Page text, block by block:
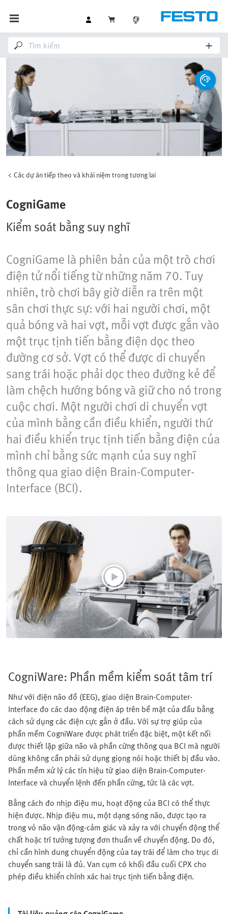
Các dự án tiếp theo và khái niệm trong tương lai
CogniGame
Kiểm soát bằng suy nghĩ
CogniGame là phiên bản của một trò chơi
điện tử nổi tiếng từ những năm 70. Tuy
nhiên, trò chơi bây giờ diễn ra trên một
sân chơi thực sự: với hai người chơi, một
quả bóng và hai vợt, mỗi vợt được gắn vào
một trục tịnh tiến bằng điện dọc theo
đường cơ sở. Vợt có thể được di chuyển
sang trái hoặc phải dọc theo đường kẻ để
làm chệch hướng bóng và giữ cho nó trong
cuộc chơi. Một người chơi di chuyển vợt
của mình bằng cần điều khiển, người thứ
hai điều khiển trục tịnh tiến bằng điện của
mình chỉ bằng sức mạnh của suy nghĩ
thông qua giao diện Brain-Computer-
Interface (BCI).
CogniWare: Phần mềm kiểm soát tâm trí
Như với điện não đồ (EEG), giao diện Brain-Computer-
Interface đo các dao động điện áp trên bề mặt của đầu bằng
cách sử dụng các điện cực gắn ở đầu. Với sự trợ giúp của
phần mềm CogniWare được phát triển đặc biệt, một kết nối
được thiết lập giữa não và phần cứng thông qua BCI mà người
dùng không cần phải sử dụng giọng nói hoặc thiết bị đầu vào.
Phần mềm xử lý các tín hiệu từ giao diện Brain-Computer-
Interface và chuyển lệnh đến phần cứng, tức là các vợt.
Bằng cách đo nhịp điệu mu, hoạt động của BCI có thể thực
hiện được. Nhịp điệu mu, một dạng sóng não, được tạo ra
trong vỏ não vận động-cảm giác và xảy ra với chuyển động thể
chất hoặc trí tưởng tượng đơn thuần về chuyển động. Do đó,
chỉ cần hình dung chuyển động của tay trái để làm cho trục di
chuyển sang trái là đủ. Van cụm có khối đầu cuối CPX cho
phép điều khiển chính xác hai trục tịnh tiến bằng điện.